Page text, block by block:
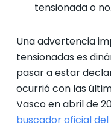
tensionada o no.
Una advertencia
tensionadas es
pasar a estar
ocurrió con las
Vasco en abril de
buscador oficial del